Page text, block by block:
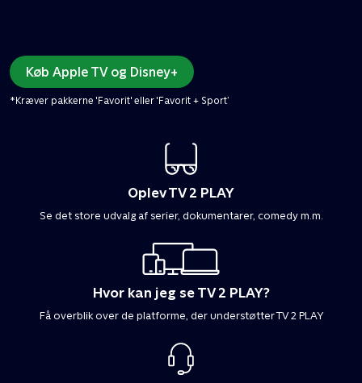
Køb Apple TV og Disney+
*Kræver pakkerne 'Favorit' eller 'Favorit + Sport’
Oplev TV 2 PLAY
Se det store udvalg af serier, dokumentarer, comedy m.m.
Hvor kan jeg se TV 2 PLAY?
Få overblik over de platforme, der understøtter TV 2 PLAY